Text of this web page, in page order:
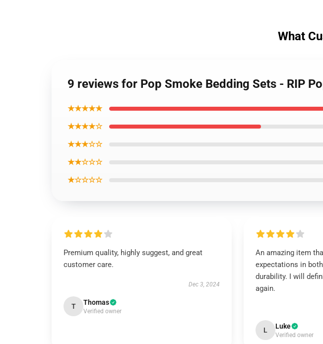
What
9 reviews for Pop Smoke Bedding Sets - RIP
★★★★★
★★★★☆
★★★☆☆
★★☆☆☆
★☆☆☆☆
Premium quality, highly suggest, and great
customer care.
Dec 3, 2024
T Thomas
Verified owner
An amazing item
expectations in
durability. I will
again.
L Luke
Verified owner